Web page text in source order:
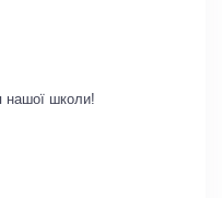
нашої школи!